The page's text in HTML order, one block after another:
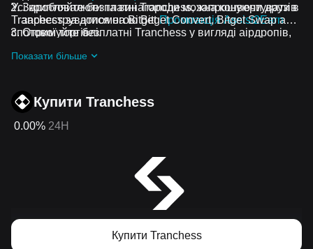
Заробляйте безплатні Tranchess, запрошуючи друзів
зареєструватися на BitgetПромоакція Assist2Earn
Отримуйте безплатні Tranchess у вигляді аірдропів,
Усі криптовалюти та винагороди можна конвертувати в
Tranchess за допомогою Bitget Convert, Bitget Swap або
спотової торгівлі.
Показати більше
Купити Tranchess
0.00% 24H
Купити Tranchess